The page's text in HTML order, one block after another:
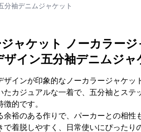
分袖デニムジャケット
ャケット ノーカラージ
ザイン五分袖デニムジャ
インが印象的なノーカラージャケッ
たカジュアルな一着で、五分袖とステ
的です。
余裕のある作りで、パーカーとの相性
で着脱しやすく、日常使いにぴったり